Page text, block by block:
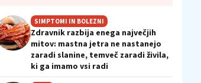
SIMPTOMI IN BOLEZNI
Zdravnik razbija enega največjih
mitov: mastna jetra ne nastanejo
zaradi slanine, temveč zaradi živila,
ki ga imamo vsi radi